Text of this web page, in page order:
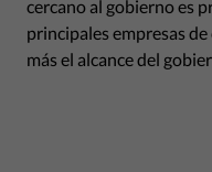
cercano al gobierno es
principales empresas
más el alcance del